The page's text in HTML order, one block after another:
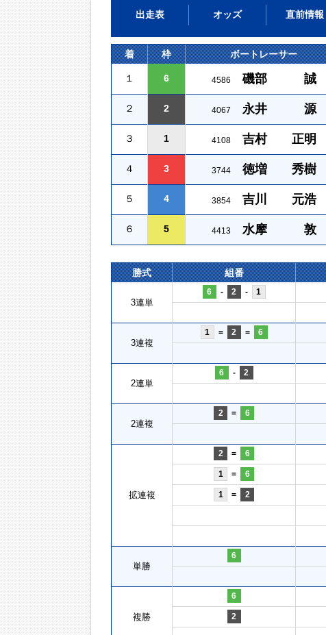
出走表 オッズ 直前情報
着 枠 ボートレーサー
１ 6 4586 磯部 誠
２ 2 4067 永井 源
３ 1 4108 吉村 正明
４ 3 3744 徳増 秀樹
５ 4 3854 吉川 元浩
６ 5 4413 水摩 敦
勝式 組番
3連単
6 - 2 - 1
3連複
1 = 2 = 6
2連単
6 - 2
2連複
2 = 6
拡連複
2 = 6
1 = 6
1 = 2
単勝
6
複勝
6
2